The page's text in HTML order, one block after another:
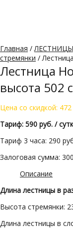
Главная /
стремянки /
Лестница
высота 502
Цена со скидкой: 472
Тариф: 590 руб. /
Тариф 3 часа: 290
Залоговая сумма:
Описание
Длина лестницы в
Высота стремянки:
Длина лестницы в